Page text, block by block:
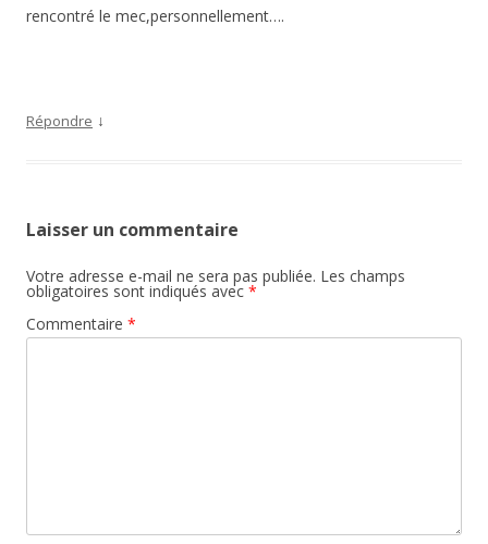
rencontré le mec,personnellement….
Répondre ↓
Laisser un commentaire
Votre adresse e-mail ne sera pas publiée. Les champs
obligatoires sont indiqués avec *
Commentaire *